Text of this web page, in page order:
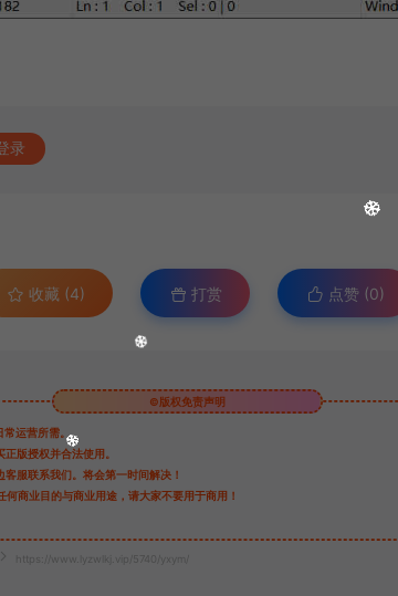
录
收藏 (4) 打赏 点赞 (0)
©版权免责声明
常运营所需。
版授权并合法使用。
服联系我们。将会第一时间解决！
商业目的与商业用途，请大家不要用于商用！
https://www.lyzwlkj.vip/5740/yxym/